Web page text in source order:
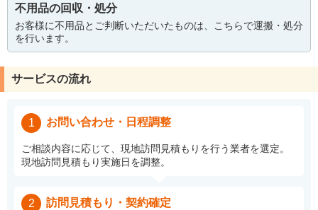
不用品の回収・処分
お客様に不用品とご判断いただいたものは、こちらで運搬・処分
を行います。
サービスの流れ
1 お問い合わせ・日程調整
ご相談内容に応じて、現地訪問見積もりを行う業者を選定。
現地訪問見積もり実施日を調整。
2 訪問見積もり・契約確定